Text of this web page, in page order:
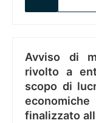
Avviso di
rivolto a
scopo di
finalizzato